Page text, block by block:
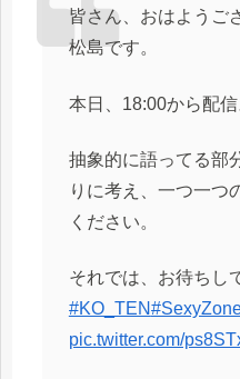
皆さん、おはようご
松島です。
本日、18:00から配信
抽象的に語ってる部
りに考え、一つ一つ
ください。
それでは、お待ちし
#KO_TEN
pic.twitter.com/